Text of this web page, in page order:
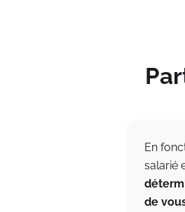
En
salarié
de